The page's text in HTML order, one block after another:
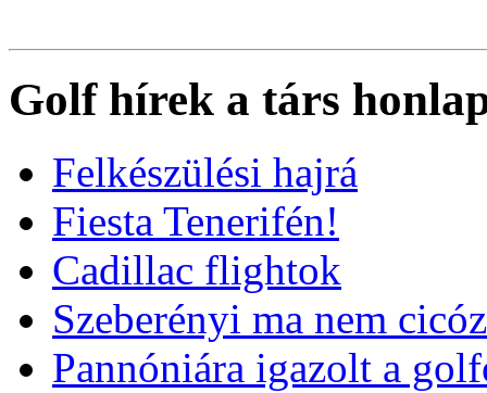
Golf hírek a társ
Felkészülési hajrá
Fiesta Tenerifén!
Cadillac flightok
Szeberényi ma nem
Pannóniára igazolt a